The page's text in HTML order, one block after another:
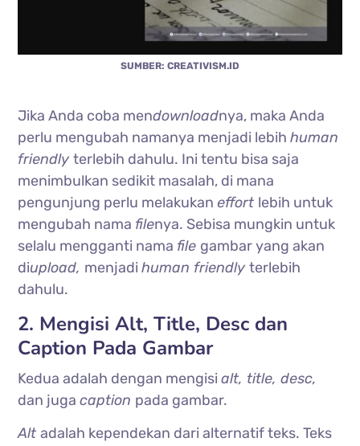
SUMBER: CREATIVISM.ID
Jika Anda coba mendownloadnya, maka Anda
perlu mengubah namanya menjadi lebihhuman
friendlyterlebih dahulu. Ini tentu bisa saja
menimbulkan sedikit masalah, di mana
pengunjung perlu melakukan effort lebih untuk
mengubah nama filenya. Sebisa mungkin untuk
selalu mengganti nama file gambar yang akan
diupload, menjadihuman friendlyterlebih
dahulu.
2. Mengisi Alt, Title, Desc dan
Caption Pada Gambar
Kedua adalah dengan mengisialt, title, desc,
dan jugacaption pada gambar.
Altadalah kependekan dari alternatif teks. Teks